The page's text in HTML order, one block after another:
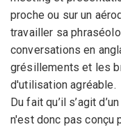
proche ou sur un
travailler sa
conversations en
grésillements et les
d'utilisation agréable.
Du fait qu’il s’agit
n'est donc pas conçu